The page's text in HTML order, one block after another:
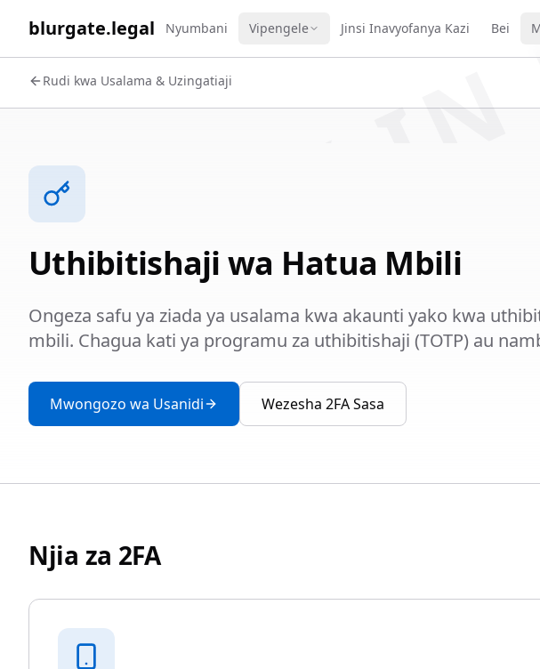
blurgate.legal Nyumbani Vipengele Jinsi Inavyofanya Kazi Bei
Rudi kwa Usalama & Uzingatiaji
Uthibitishaji wa Hatua Mbili
Ongeza safu ya ziada ya usalama kwa akaunti yako kwa
mbili. Chagua kati ya programu za uthibitishaji (TOTP) au
Mwongozo wa Usanidi Wezesha 2FA Sasa
Njia za 2FA